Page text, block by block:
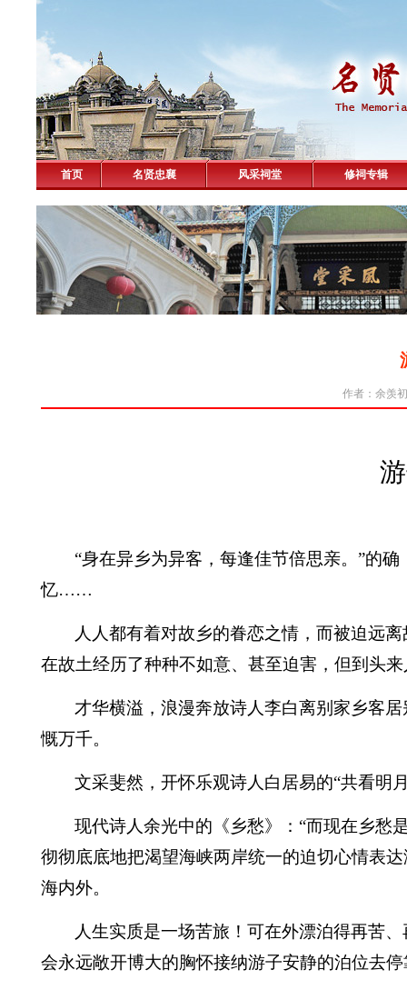
首页 名贤忠襄 风采祠堂 修祠专辑
作者：余羡
“身在异乡为异客，每逢佳节倍思亲。”的
忆……
人人都有着对故乡的眷恋之情，而被迫远
在故土经历了种种不如意、甚至迫害，但到头
才华横溢，浪漫奔放诗人李白离别家乡客
慨万千。
文采斐然，开怀乐观诗人白居易的“共看
现代诗人余光中的《乡愁》：“而现在乡愁
彻彻底底地把渴望海峡两岸统一的迫切心情表
海内外。
人生实质是一场苦旅！可在外漂泊得再苦
会永远敞开博大的胸怀接纳游子安静的泊位去